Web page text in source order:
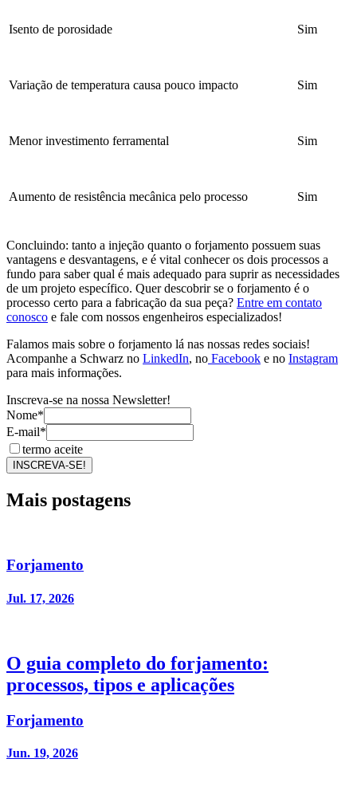
Isento de porosidade Sim
Variação de temperatura causa pouco impacto Sim
Menor investimento ferramental Sim
Aumento de resistência mecânica pelo processo Sim
Concluindo: tanto a injeção quanto o forjamento possuem suas
vantagens e desvantagens, e é vital conhecer os dois processos a
fundo para saber qual é mais adequado para suprir as necessidades
de um projeto específico. Quer descobrir se o forjamento é o
processo certo para a fabricação da sua peça? Entre em contato
conosco e fale com nossos engenheiros especializados!
Falamos mais sobre o forjamento lá nas nossas redes sociais!
Acompanhe a Schwarz no LinkedIn, no Facebook e no Instagram
para mais informações.
Inscreva-se na nossa Newsletter!
Nome*
E-mail*
termo aceite
INSCREVA-SE!
Mais postagens
Forjamento
Jul. 17, 2026
O guia completo do forjamento:
processos, tipos e aplicações
Forjamento
Jun. 19, 2026